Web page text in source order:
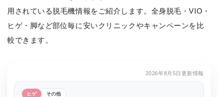
用されている脱毛機情報をご紹介します。全身脱毛・VIO・
ヒゲ・脚など部位毎に安いクリニックやキャンペーンを比
較できます。
2026年8月5日更新情報
ヒゲ その他